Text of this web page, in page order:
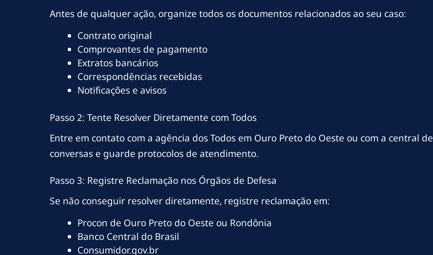
Antes de qualquer ação, organize todos os documentos relacionados ao seu caso:
Contrato original
Comprovantes de pagamento
Extratos bancários
Correspondências recebidas
Notificações e avisos
Passo 2: Tente Resolver Diretamente com Todos
Entre em contato com a agência dos Todos em Ouro Preto do Oeste ou com a central
conversas e guarde protocolos de atendimento.
Passo 3: Registre Reclamação nos Órgãos de Defesa
Se não conseguir resolver diretamente, registre reclamação em:
Procon de Ouro Preto do Oeste ou Rondônia
Banco Central do Brasil
Consumidor.gov.br